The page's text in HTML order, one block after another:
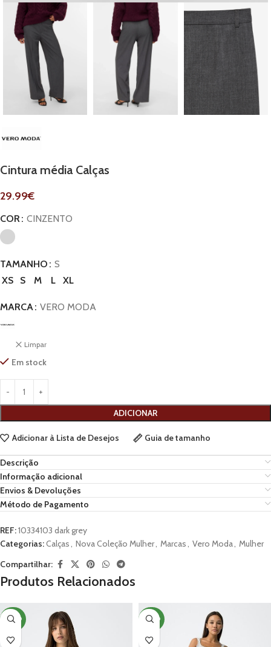
Cintura média Calças
29.99€
COR CINZENTO
TAMANHO
S
XS
S M L XL
MARCA VERO MODA
Limpar
Em stock
ADICIONAR
Adicionar à Lista de Desejos Guia de tamanho
Descrição
Informação adicional
Envios & Devoluções
Método de Pagamento
REF:10334103 dark grey
Categorias:Calças, Nova Coleção Mulher, Marcas, Vero Moda, Mulher
Compartilhar:
Produtos Relacionados
NOVO NOVO